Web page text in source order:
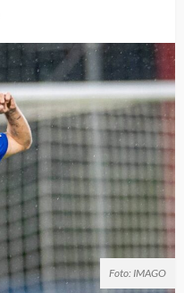
Foto: IMAGO